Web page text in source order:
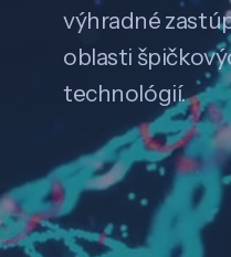
výhradné
oblasti
technológií.